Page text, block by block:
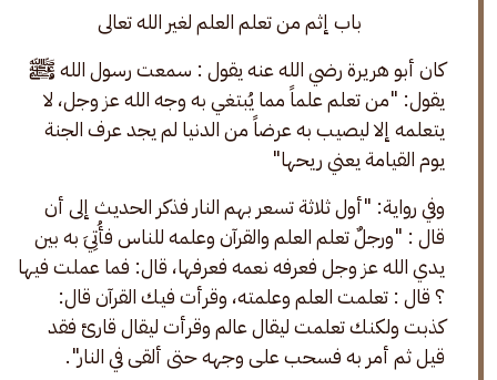
باب إثم من تعلم العلم لغير الله تعالى
كان أبو هريرة رضي الله عنه يقول : سمعت رسول الله ﷺ
يقول: "من تعلم علماً مما يُبتغي به وجه الله عز وجل، لا
يتعلمه إلا ليصيب به عرضاً من الدنيا لم يجد عرف الجنة
يوم القيامة يعني ريحها"
وفي رواية: "أول ثلاثة تسعر بهم النار فذكر الحديث إلى أن
قال : "ورجلٌ تعلم العلم والقرآن وعلمه للناس فأُتِيَ به بين
يدي الله عز وجل فعرفه نعمه فعرفها، قال: فما عملت فيها
؟ قال : تعلمت العلم وعلمته، وقرأت فيك القرآن قال:
كذبت ولكنك تعلمت ليقال عالم وقرأت ليقال قارئ فقد
قيل ثم أمر به فسحب على وجهه حتى ألقى في النار".